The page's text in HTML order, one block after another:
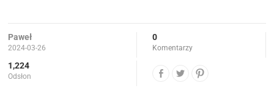
Paweł
2024-03-26
0
Komentarzy
1,224
Odsłon